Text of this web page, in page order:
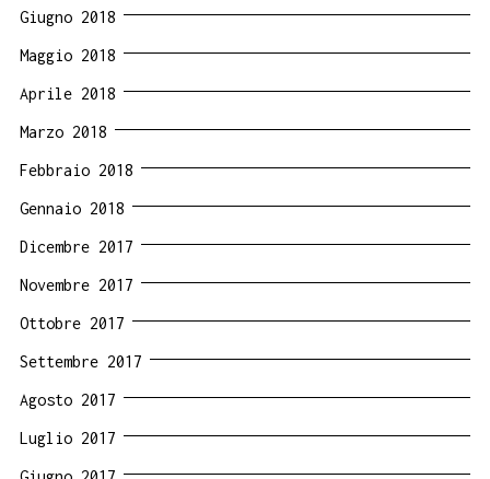
Giugno 2018
Maggio 2018
Aprile 2018
Marzo 2018
Febbraio 2018
Gennaio 2018
Dicembre 2017
Novembre 2017
Ottobre 2017
Settembre 2017
Agosto 2017
Luglio 2017